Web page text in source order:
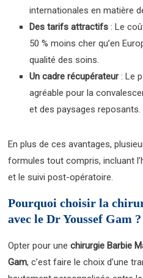
internationales en matière
Des tarifs attractifs : Le
50 % moins cher qu’en
qualité des soins.
Un cadre récupérateur: Le
agréable pour la
et des paysages reposants.
En plus de ces avantages,
formules tout compris, incluant
et le suivi post-opératoire.
Pourquoi choisir la
avec le Dr Youssef Gam ?
Opter pour unechirurgie Barbie
Gam, c’est faire le choix d’une